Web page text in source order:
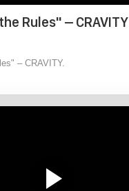
Rules" – CRAVITY
– CRAVITY.